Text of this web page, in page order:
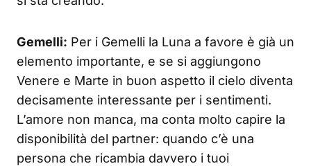
Gemelli: Per i Gemelli la Luna a favore è già un
elemento importante, e se si aggiungono
Venere e Marte in buon aspetto il cielo diventa
decisamente interessante per i sentimenti.
L’amore non manca, ma conta molto capire la
disponibilità del partner: quando c’è una
persona che ricambia davvero i tuoi